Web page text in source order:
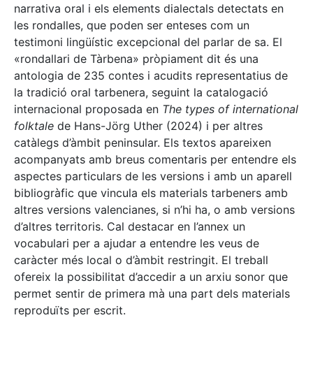
narrativa oral i els elements dialectals detectats en
les rondalles, que poden ser enteses com un
testimoni lingüístic excepcional del parlar de sa. El
«rondallari de Tàrbena» pròpiament dit és una
antologia de 235 contes i acudits representatius de
la tradició oral tarbenera, seguint la catalogació
internacional proposada en The types of international
folktale de Hans-Jörg Uther (2024) i per altres
catàlegs d’àmbit peninsular. Els textos apareixen
acompanyats amb breus comentaris per entendre els
aspectes particulars de les versions i amb un aparell
bibliogràfic que vincula els materials tarbeners amb
altres versions valencianes, si n’hi ha, o amb versions
d’altres territoris. Cal destacar en l’annex un
vocabulari per a ajudar a entendre les veus de
caràcter més local o d’àmbit restringit. El treball
ofereix la possibilitat d’accedir a un arxiu sonor que
permet sentir de primera mà una part dels materials
reproduïts per escrit.